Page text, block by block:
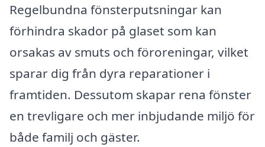
Regelbundna fönsterputsningar kan
förhindra skador på glaset som kan
orsakas av smuts och föroreningar, vilket
sparar dig från dyra reparationer i
framtiden. Dessutom skapar rena fönster
en trevligare och mer inbjudande miljö för
både familj och gäster.